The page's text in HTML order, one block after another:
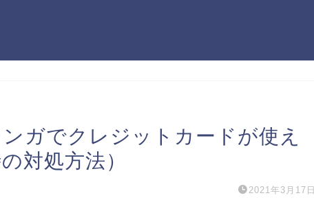
ガでクレジットカードが使え
対処方法）
2021年3月17日